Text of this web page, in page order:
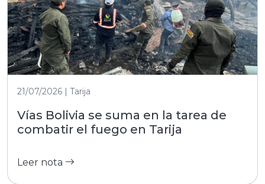
21/07/2026 | Tarija
Vías Bolivia se suma en la tarea de
combatir el fuego en Tarija
Leer nota